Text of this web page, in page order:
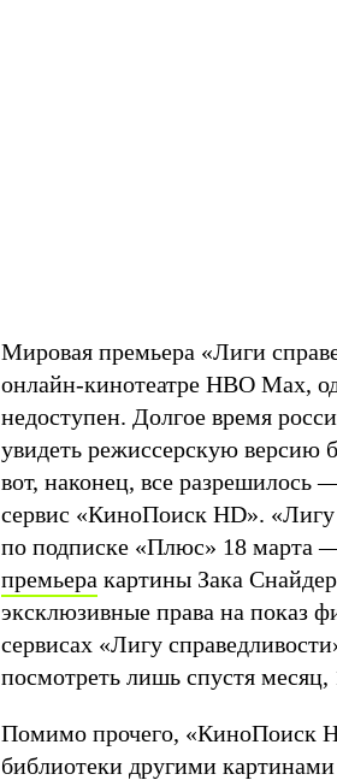
Мировая премьера «Лиги
онлайн-кинотеатре HBO Max,
недоступен. Долгое время
увидеть режиссерскую версию
вот, наконец, все разрешилось
сервис «КиноПоиск HD».
по подписке «Плюс» 18 марта
премьера картины Зака
эксклюзивные права на показ
сервисах «Лигу
посмотреть лишь спустя месяц,
Помимо прочего, «КиноПоиск
библиотеки другими